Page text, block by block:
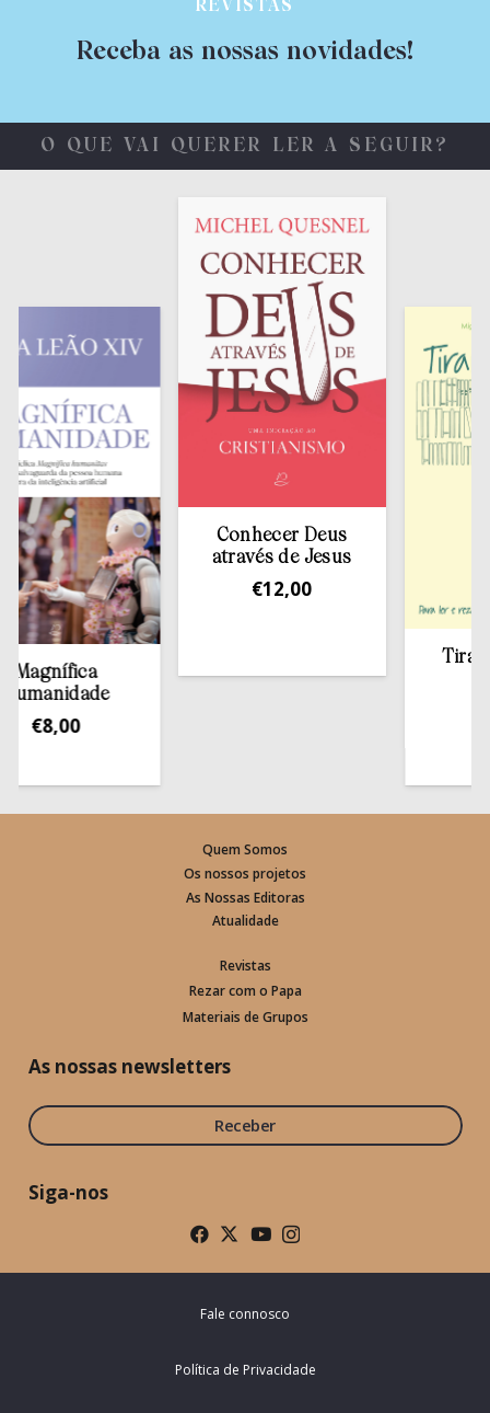
REVISTAS
Receba as nossas novidades!
O QUE VAI QUERER LER A SEGUIR?
8,00
Conhecer Deus
através de Jesus
12,00
Tirar a
Quem Somos
Os nossos projetos
As Nossas Editoras
Atualidade
Revistas
Rezar com o Papa
Materiais de Grupos
As nossas newsletters
Receber
Siga-nos
Fale connosco
Política de Privacidade